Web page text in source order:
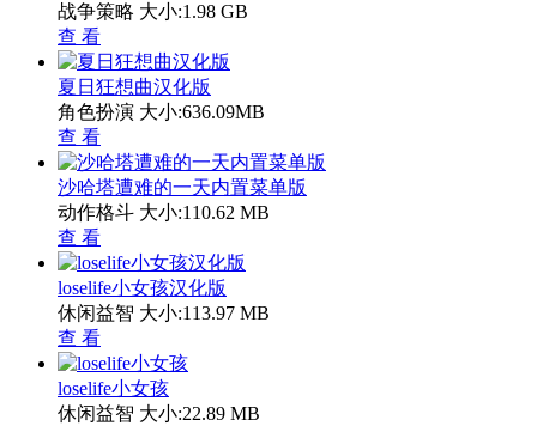
战争策略 大小:1.98 GB
查 看
夏日狂想曲汉化版
角色扮演 大小:636.09MB
查 看
沙哈塔遭难的一天内置菜单版
动作格斗 大小:110.62 MB
查 看
loselife小女孩汉化版
休闲益智 大小:113.97 MB
查 看
loselife小女孩
休闲益智 大小:22.89 MB